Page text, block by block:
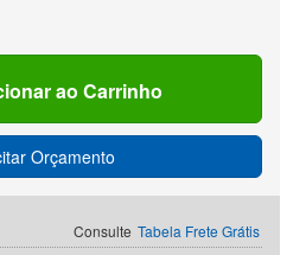
ao Carrinho
Orçamento
Consulte Tabela Frete Grátis